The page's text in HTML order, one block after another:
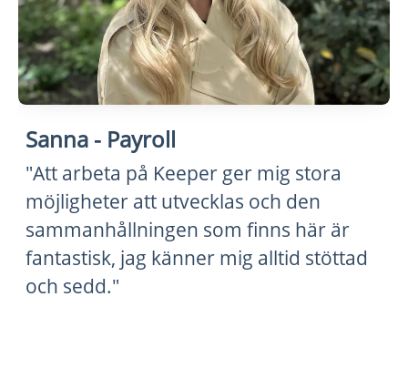
Sanna - Payroll
"Att arbeta på Keeper ger mig stora
möjligheter att utvecklas och den
sammanhållningen som finns här är
fantastisk, jag känner mig alltid stöttad
och sedd."